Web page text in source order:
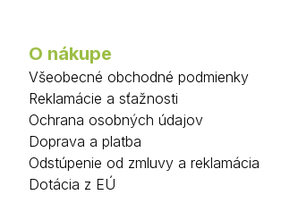
O nákupe
Všeobecné obchodné podmienky
Reklamácie a sťažnosti
Ochrana osobných údajov
Doprava a platba
Odstúpenie od zmluvy a reklamácia
Dotácia z EÚ